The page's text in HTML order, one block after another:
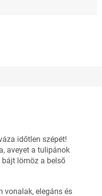
időtlen szépét!
aveyet a tulipánok
lömöz a belső
vonalak, elegáns és